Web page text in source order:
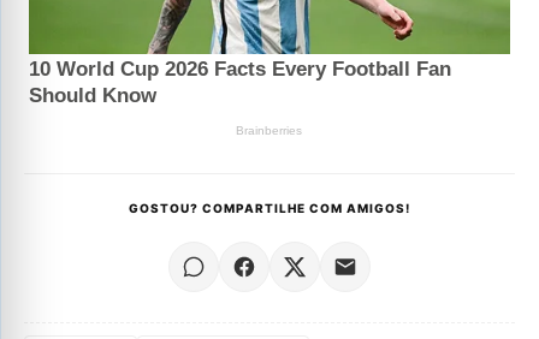
GOSTOU? COMPARTILHE COM AMIGOS!